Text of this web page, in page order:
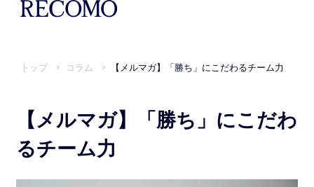
トップ コラム 【メルマガ】「勝ち」にこだわるチーム力
【メルマガ】「勝ち」にこだわ
るチーム力